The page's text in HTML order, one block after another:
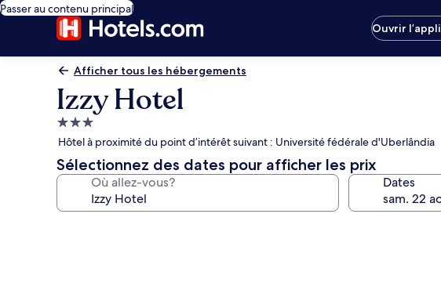
Passer au contenu principal
Ouvrir l’appli
Afficher tous les hébergements
Izzy Hotel
Hébergement
3.0 étoiles
Hôtel à proximité du point d’intérêt suivant : Université fédérale d'Uberlândia
Sélectionnez des dates pour afficher les prix
Où allez-vous? Dates